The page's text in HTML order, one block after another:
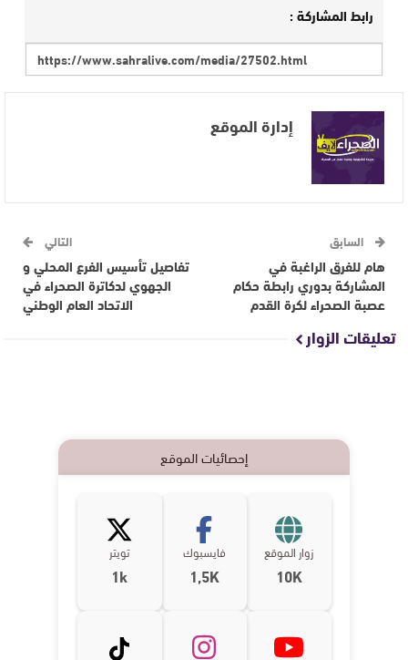
رابط المشاركة :
إدارة الموقع
السابق
هام للفرق الراغبة في
المشاركة بدوري رابطة حكام
عصبة الصحراء لكرة القدم
التالي
تفاصيل تأسيس الفرع المحلي و
الجهوي لدكاترة الصحراء في
الاتحاد العام الوطني
تعليقات الزوار
إحصائيات الموقع
زوار الموقع
10K
فايسبوك
1,5K
تويتر
1k